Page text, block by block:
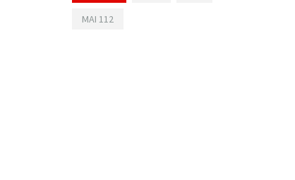
MAI 112